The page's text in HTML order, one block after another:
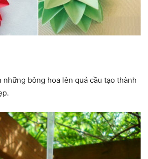
những bông hoa lên quả cầu tạo thành